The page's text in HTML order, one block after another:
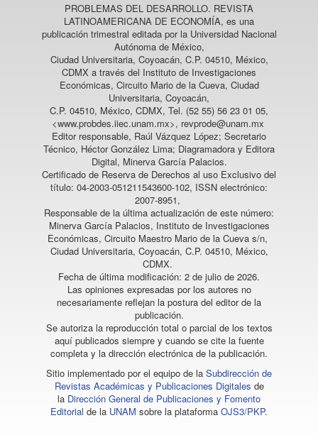
PROBLEMAS DEL DESARROLLO. REVISTA
LATINOAMERICANA DE ECONOMÍA, es una
publicación trimestral editada por la Universidad Nacional
Autónoma de México,
Ciudad Universitaria, Coyoacán, C.P. 04510, México,
CDMX a través del Instituto de Investigaciones
Económicas, Circuito Mario de la Cueva, Ciudad
Universitaria, Coyoacán,
C.P. 04510, México, CDMX, Tel. (52 55) 56 23 01 05,
<www.probdes.iiec.unam.mx>, revprode@unam.mx
Editor responsable, Raúl Vázquez López; Secretario
Técnico, Héctor González Lima; Diagramadora y Editora
Digital, Minerva García Palacios.
Certificado de Reserva de Derechos al uso Exclusivo del
título: 04-2003-051211543600-102, ISSN electrónico:
2007-8951,
Responsable de la última actualización de este número:
Minerva García Palacios, Instituto de Investigaciones
Económicas, Circuito Maestro Mario de la Cueva s/n,
Ciudad Universitaria, Coyoacán, C.P. 04510, México,
CDMX.
Fecha de última modificación: 2 de julio de 2026.
Las opiniones expresadas por los autores no
necesariamente reflejan la postura del editor de la
publicación.
Se autoriza la reproducción total o parcial de los textos
aquí publicados siempre y cuando se cite la fuente
completa y la dirección electrónica de la publicación.
Sitio implementado por el equipo de la Subdirección de
Revistas Académicas y Publicaciones Digitales de
la Dirección General de Publicaciones y Fomento
Editorial de la UNAM sobre la plataforma OJS3/PKP.